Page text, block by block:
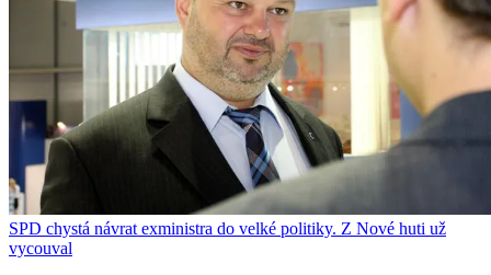
SPD chystá návrat exministra do velké politiky. Z Nové huti už
vycouval